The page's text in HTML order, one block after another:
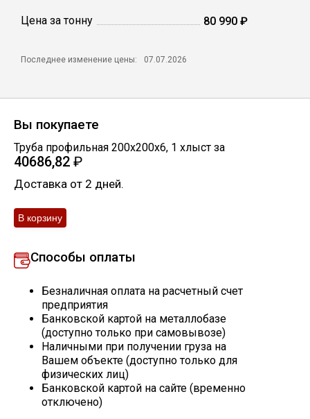
Сетка кладочная
Круги абразивные
Электроды
Скобо-гибочные изделия
Нержавейка
Алюминиевый прокат
Цена за тонну 80 990 ₽
Последнее изменение цены: 07.07.2026
Вы покупаете
Труба профильная 200х200х6, 1 хлыст за
40686,82 ₽
Доставка от 2 дней.
Способы оплаты
Безналичная оплата на расчетный счет
предприятия
Банковской картой на металлобазе
(доступно только при самовывозе)
Наличными при получении груза на
Вашем объекте (доступно только для
физических лиц)
Банковской картой на сайте (временно
отключено)